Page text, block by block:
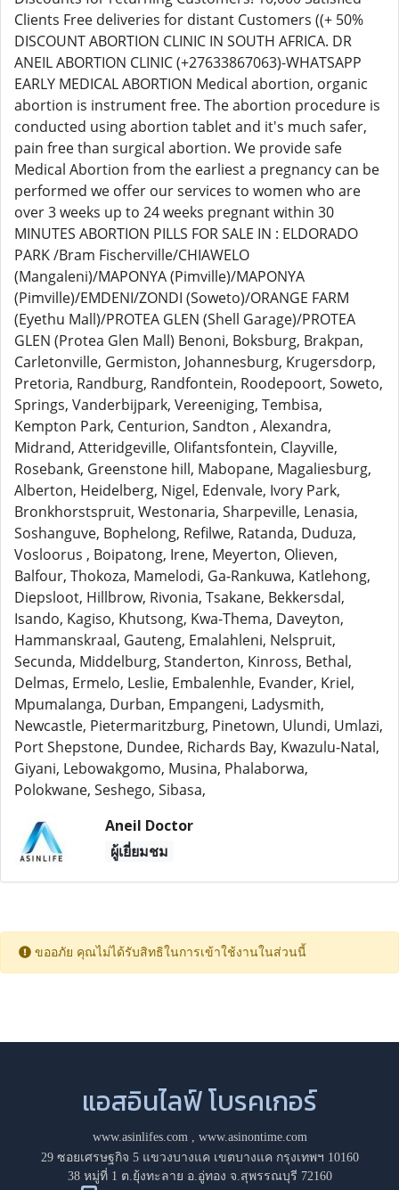
Clients Free deliveries for distant Customers ((+ 50%
DISCOUNT ABORTION CLINIC IN SOUTH AFRICA. DR
ANEIL ABORTION CLINIC (+27633867063)-WHATSAPP
EARLY MEDICAL ABORTION Medical abortion, organic
abortion is instrument free. The abortion procedure is
conducted using abortion tablet and it's much safer,
pain free than surgical abortion. We provide safe
Medical Abortion from the earliest a pregnancy can be
performed we offer our services to women who are
over 3 weeks up to 24 weeks pregnant within 30
MINUTES ABORTION PILLS FOR SALE IN : ELDORADO
PARK /Bram Fischerville/CHIAWELO
(Mangaleni)/MAPONYA (Pimville)/MAPONYA
(Pimville)/EMDENI/ZONDI (Soweto)/ORANGE FARM
(Eyethu Mall)/PROTEA GLEN (Shell Garage)/PROTEA
GLEN (Protea Glen Mall) Benoni, Boksburg, Brakpan,
Carletonville, Germiston, Johannesburg, Krugersdorp,
Pretoria, Randburg, Randfontein, Roodepoort, Soweto,
Springs, Vanderbijpark, Vereeniging, Tembisa,
Kempton Park, Centurion, Sandton , Alexandra,
Midrand, Atteridgeville, Olifantsfontein, Clayville,
Rosebank, Greenstone hill, Mabopane, Magaliesburg,
Alberton, Heidelberg, Nigel, Edenvale, Ivory Park,
Bronkhorstspruit, Westonaria, Sharpeville, Lenasia,
Soshanguve, Bophelong, Refilwe, Ratanda, Duduza,
Vosloorus , Boipatong, Irene, Meyerton, Olieven,
Balfour, Thokoza, Mamelodi, Ga-Rankuwa, Katlehong,
Diepsloot, Hillbrow, Rivonia, Tsakane, Bekkersdal,
Isando, Kagiso, Khutsong, Kwa-Thema, Daveyton,
Hammanskraal, Gauteng, Emalahleni, Nelspruit,
Secunda, Middelburg, Standerton, Kinross, Bethal,
Delmas, Ermelo, Leslie, Embalenhle, Evander, Kriel,
Mpumalanga, Durban, Empangeni, Ladysmith,
Newcastle, Pietermaritzburg, Pinetown, Ulundi, Umlazi,
Port Shepstone, Dundee, Richards Bay, Kwazulu-Natal,
Giyani, Lebowakgomo, Musina, Phalaborwa,
Polokwane, Seshego, Sibasa,
Aneil Doctor
ผู้เยี่ยมชม
ขออภัย คุณไม่ได้รับสิทธิในการเข้าใช้งานในส่วนนี้
แอสอินไลฟ์ โบรคเกอร์
www.asinlifes.com, www.asinontime.com
29 ซอยเศรษฐกิจ 5 แขวงบางแค เขตบางแค กรุงเทพฯ 10160
38 หมู่ที่ 1 ต.ยุ้งทะลาย อ.อู่ทอง จ.สุพรรณบุรี 72160